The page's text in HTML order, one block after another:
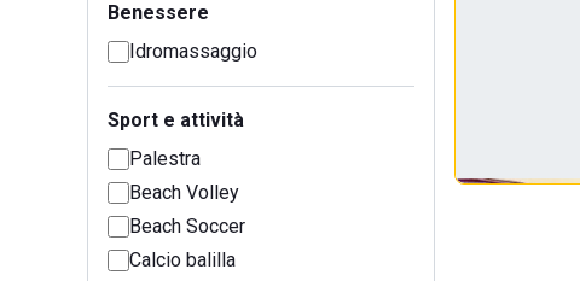
Benessere
Idromassaggio
Sport e attività
Palestra
Beach Volley
Beach Soccer
Calcio balilla